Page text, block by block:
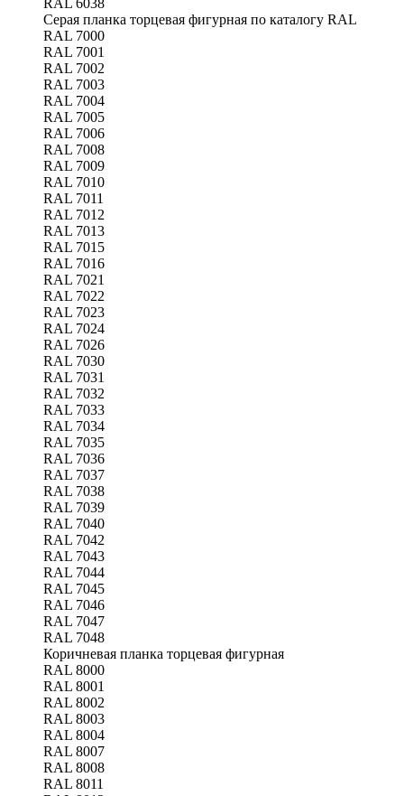
RAL 6038
Серая планка торцевая фигурная по каталогу RAL
RAL 7000
RAL 7001
RAL 7002
RAL 7003
RAL 7004
RAL 7005
RAL 7006
RAL 7008
RAL 7009
RAL 7010
RAL 7011
RAL 7012
RAL 7013
RAL 7015
RAL 7016
RAL 7021
RAL 7022
RAL 7023
RAL 7024
RAL 7026
RAL 7030
RAL 7031
RAL 7032
RAL 7033
RAL 7034
RAL 7035
RAL 7036
RAL 7037
RAL 7038
RAL 7039
RAL 7040
RAL 7042
RAL 7043
RAL 7044
RAL 7045
RAL 7046
RAL 7047
RAL 7048
Коричневая планка торцевая фигурная
RAL 8000
RAL 8001
RAL 8002
RAL 8003
RAL 8004
RAL 8007
RAL 8008
RAL 8011